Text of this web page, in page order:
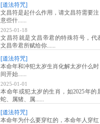
[道法符咒]
文昌符是起什么作用，请文昌符需要注
意些什......
2025-01-18
文昌符就是文昌帝君的特殊符号，代
文昌帝君所赋给你......
[道法符咒]
本命年和冲犯太岁生肖化解太岁什么时
间开始......
2025-01-01
本命年或犯太岁的生肖，如2025年的
蛇、属猪、属......
[道法符咒]
本命年为什么要穿红的，本命年人穿红